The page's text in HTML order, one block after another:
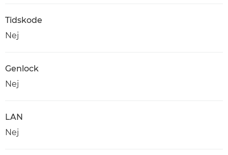
Tidskode
Nej
Genlock
Nej
LAN
Nej